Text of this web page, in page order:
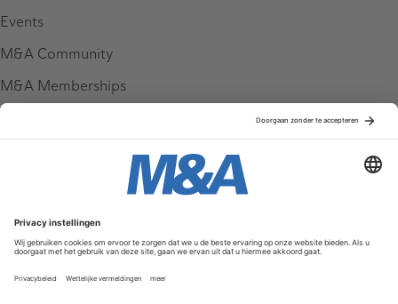
Events
M&A Community
M&A Memberships
Service & Contact
Contact
FAQ